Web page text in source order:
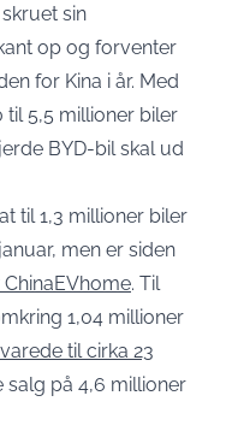
sin
op og forventer
for Kina i år. Med
til 5,5 millioner biler
BYD-bil skal ud
til 1,3 millioner biler
men er siden
. Til
1,04 millioner
til cirka 23
salg på 4,6 millioner